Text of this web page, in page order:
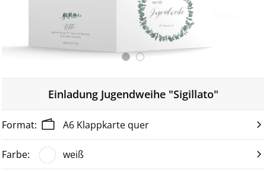
Einladung Jugendweihe "Sigillato"
A6 Klappkarte quer
weiß